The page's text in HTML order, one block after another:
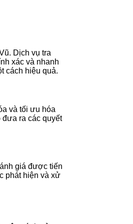
Dịch vụ tra
xác và nhanh
cách hiệu quả.
và tối ưu hóa
đưa ra các quyết
giá được tiến
phát hiện và xử